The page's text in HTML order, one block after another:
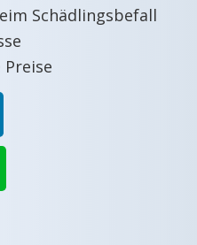
Schädlingsbefall